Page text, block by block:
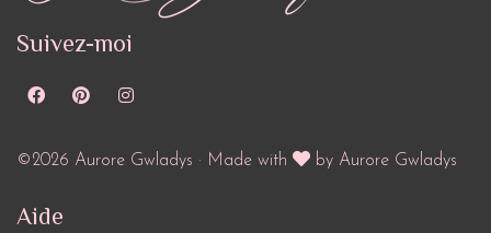
Suivez-moi
©2026 Aurore Gwladys · Made with by Aurore Gwladys
Aide